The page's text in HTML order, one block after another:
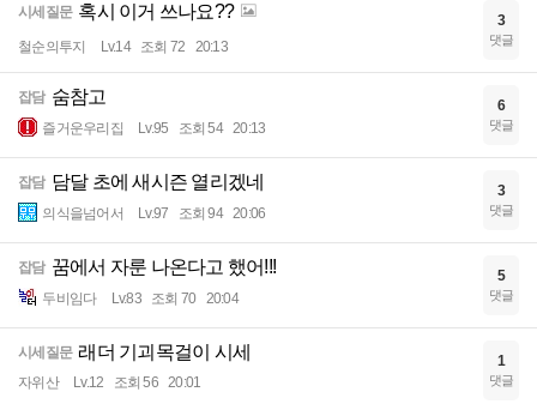
시세질문 혹시 이거 쓰나요??
철순의투지 Lv.14 조회 72 20:13
3
댓글
잡담 숨참고
즐거운우리집 Lv.95 조회 54 20:13
6
댓글
잡담 담달 초에 새시즌 열리겠네
의식을넘어서 Lv.97 조회 94 20:06
3
댓글
잡담 꿈에서 자룬 나온다고 했어!!!
두비임다 Lv.83 조회 70 20:04
5
댓글
시세질문 래더 기괴목걸이 시세
자위산 Lv.12 조회 56 20:01
1
댓글